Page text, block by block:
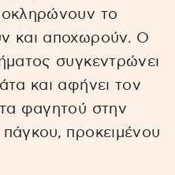
το
και αποχωρούν. Ο
συγκεντρώνει
και αφήνει τον
φαγητού στην
προκειμένου